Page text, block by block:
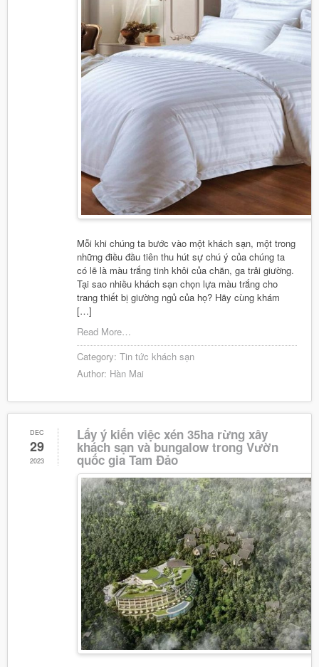
Mỗi khi chúng ta bước vào một khách sạn, một trong
những điều đầu tiên thu hút sự chú ý của chúng ta
có lẽ là màu trắng tinh khôi của chăn, ga trải giường.
Tại sao nhiều khách sạn chọn lựa màu trắng cho
trang thiết bị giường ngủ của họ? Hãy cùng khám
[…]
Read More…
Category:Tin tức khách sạn
Author: Hàn Mai
DEC
29
2023
Lấy ý kiến việc xén 35ha rừng xây
khách sạn và bungalow trong Vườn
quốc gia Tam Đảo